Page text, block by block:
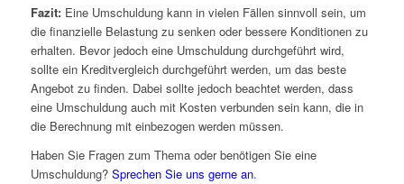
Fazit:Eine Umschuldung kann in vielen Fällen sinnvoll sein, um
die finanzielle Belastung zu senken oder bessere Konditionen zu
erhalten. Bevor jedoch eine Umschuldung durchgeführt wird,
sollte ein Kreditvergleich durchgeführt werden, um das beste
Angebot zu finden. Dabei sollte jedoch beachtet werden, dass
eine Umschuldung auch mit Kosten verbunden sein kann, die in
die Berechnung mit einbezogen werden müssen.
Haben Sie Fragen zum Thema oder benötigen Sie eine
Umschuldung? Sprechen Sie uns gerne an.